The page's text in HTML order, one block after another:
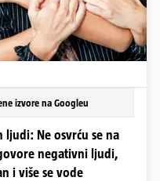
izvore na Googleu
ljudi: Ne osvrću se na
negativni ljudi,
i više se vode